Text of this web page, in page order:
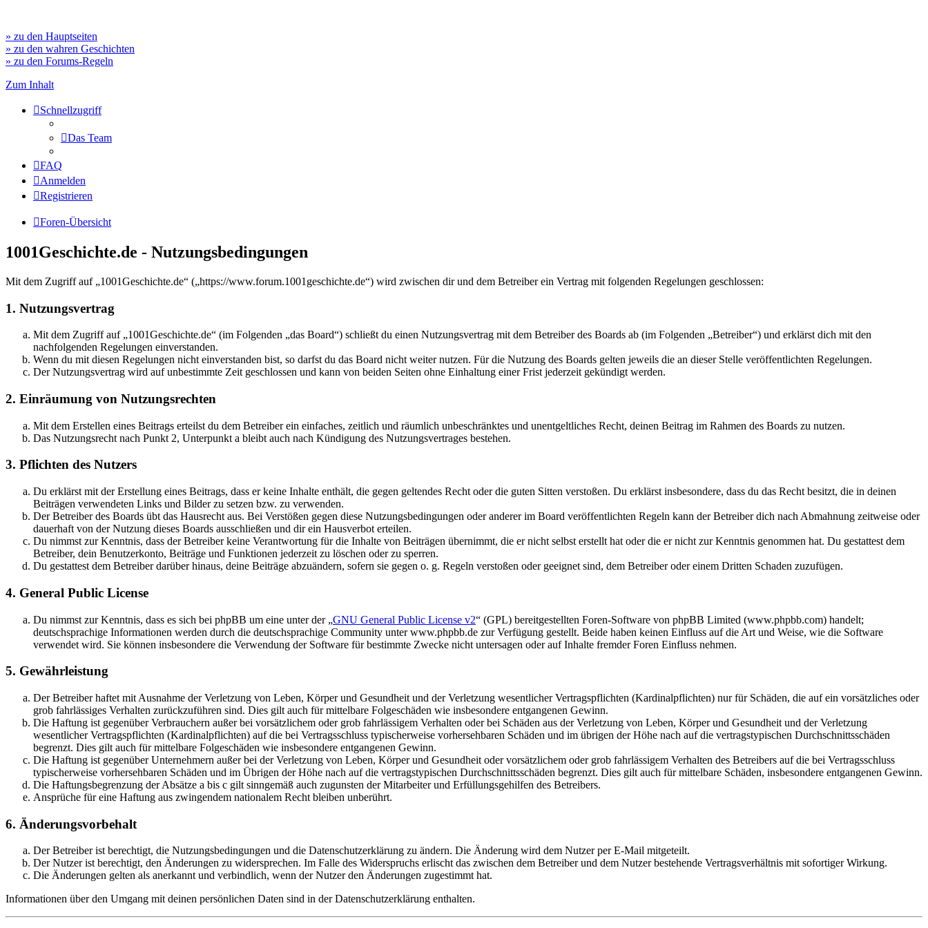
» zu den Hauptseiten
» zu den wahren Geschichten
» zu den Forums-Regeln
Zum Inhalt
Schnellzugriff
Das Team
FAQ
Anmelden
Registrieren
Foren-Übersicht
1001Geschichte.de - Nutzungsbedingungen
Mit dem Zugriff auf „1001Geschichte.de“ („https://www.forum.1001geschichte.de“) wird zwischen dir und dem Betreiber ein Vertrag mit folgenden Regelungen geschlossen:
1. Nutzungsvertrag
Mit dem Zugriff auf „1001Geschichte.de“ (im Folgenden „das Board“) schließt du einen Nutzungsvertrag mit dem Betreiber des Boards ab (im Folgenden „Betreiber“) und erklärst dich mit den
nachfolgenden Regelungen einverstanden.
Wenn du mit diesen Regelungen nicht einverstanden bist, so darfst du das Board nicht weiter nutzen. Für die Nutzung des Boards gelten jeweils die an dieser Stelle veröffentlichten Regelungen.
Der Nutzungsvertrag wird auf unbestimmte Zeit geschlossen und kann von beiden Seiten ohne Einhaltung einer Frist jederzeit gekündigt werden.
2. Einräumung von Nutzungsrechten
Mit dem Erstellen eines Beitrags erteilst du dem Betreiber ein einfaches, zeitlich und räumlich unbeschränktes und unentgeltliches Recht, deinen Beitrag im Rahmen des Boards zu nutzen.
Das Nutzungsrecht nach Punkt 2, Unterpunkt a bleibt auch nach Kündigung des Nutzungsvertrages bestehen.
3. Pflichten des Nutzers
Du erklärst mit der Erstellung eines Beitrags, dass er keine Inhalte enthält, die gegen geltendes Recht oder die guten Sitten verstoßen. Du erklärst insbesondere, dass du das Recht besitzt, die in deinen
Beiträgen verwendeten Links und Bilder zu setzen bzw. zu verwenden.
Der Betreiber des Boards übt das Hausrecht aus. Bei Verstößen gegen diese Nutzungsbedingungen oder anderer im Board veröffentlichten Regeln kann der Betreiber dich nach Abmahnung zeitweise oder
dauerhaft von der Nutzung dieses Boards ausschließen und dir ein Hausverbot erteilen.
Du nimmst zur Kenntnis, dass der Betreiber keine Verantwortung für die Inhalte von Beiträgen übernimmt, die er nicht selbst erstellt hat oder die er nicht zur Kenntnis genommen hat. Du gestattest dem
Betreiber, dein Benutzerkonto, Beiträge und Funktionen jederzeit zu löschen oder zu sperren.
Du gestattest dem Betreiber darüber hinaus, deine Beiträge abzuändern, sofern sie gegen o. g. Regeln verstoßen oder geeignet sind, dem Betreiber oder einem Dritten Schaden zuzufügen.
4. General Public License
Du nimmst zur Kenntnis, dass es sich bei phpBB um eine unter der „GNU General Public License v2“ (GPL) bereitgestellten Foren-Software von phpBB Limited (www.phpbb.com) handelt;
deutschsprachige Informationen werden durch die deutschsprachige Community unter www.phpbb.de zur Verfügung gestellt. Beide haben keinen Einfluss auf die Art und Weise, wie die Software
verwendet wird. Sie können insbesondere die Verwendung der Software für bestimmte Zwecke nicht untersagen oder auf Inhalte fremder Foren Einfluss nehmen.
5. Gewährleistung
Der Betreiber haftet mit Ausnahme der Verletzung von Leben, Körper und Gesundheit und der Verletzung wesentlicher Vertragspflichten (Kardinalpflichten) nur für Schäden, die auf ein vorsätzliches oder
grob fahrlässiges Verhalten zurückzuführen sind. Dies gilt auch für mittelbare Folgeschäden wie insbesondere entgangenen Gewinn.
Die Haftung ist gegenüber Verbrauchern außer bei vorsätzlichem oder grob fahrlässigem Verhalten oder bei Schäden aus der Verletzung von Leben, Körper und Gesundheit und der Verletzung
wesentlicher Vertragspflichten (Kardinalpflichten) auf die bei Vertragsschluss typischerweise vorhersehbaren Schäden und im übrigen der Höhe nach auf die vertragstypischen Durchschnittsschäden
begrenzt. Dies gilt auch für mittelbare Folgeschäden wie insbesondere entgangenen Gewinn.
Die Haftung ist gegenüber Unternehmern außer bei der Verletzung von Leben, Körper und Gesundheit oder vorsätzlichem oder grob fahrlässigem Verhalten des Betreibers auf die bei Vertragsschluss
typischerweise vorhersehbaren Schäden und im Übrigen der Höhe nach auf die vertragstypischen Durchschnittsschäden begrenzt. Dies gilt auch für mittelbare Schäden, insbesondere entgangenen Gewinn.
Die Haftungsbegrenzung der Absätze a bis c gilt sinngemäß auch zugunsten der Mitarbeiter und Erfüllungsgehilfen des Betreibers.
Ansprüche für eine Haftung aus zwingendem nationalem Recht bleiben unberührt.
6. Änderungsvorbehalt
Der Betreiber ist berechtigt, die Nutzungsbedingungen und die Datenschutzerklärung zu ändern. Die Änderung wird dem Nutzer per E-Mail mitgeteilt.
Der Nutzer ist berechtigt, den Änderungen zu widersprechen. Im Falle des Widerspruchs erlischt das zwischen dem Betreiber und dem Nutzer bestehende Vertragsverhältnis mit sofortiger Wirkung.
Die Änderungen gelten als anerkannt und verbindlich, wenn der Nutzer den Änderungen zugestimmt hat.
Informationen über den Umgang mit deinen persönlichen Daten sind in der Datenschutzerklärung enthalten.